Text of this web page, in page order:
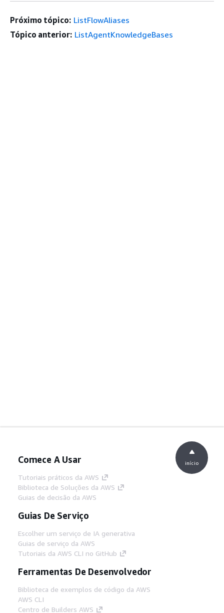
Próximo tópico: ListFlowAliases
Tópico anterior: ListAgentKnowledgeBases
Comece A Usar
Tutoriais práticos da AWS
Biblioteca de Soluções da AWS
Guias de decisão da AWS
Guias De Serviço
Escolher um serviço de IA generativa
Guias de serviço da AWS
Tutoriais da AWS CLI no GitHub
Ferramentas De Desenvolvedor
Biblioteca de exemplos de código da AWS
AWS CLI
Centro de Builders AWS
início